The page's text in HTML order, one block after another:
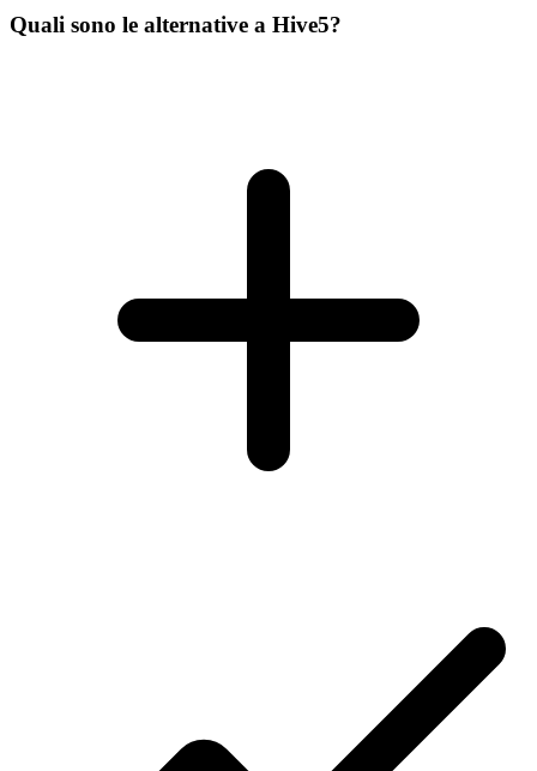
Quali sono le alternative a Hive5?